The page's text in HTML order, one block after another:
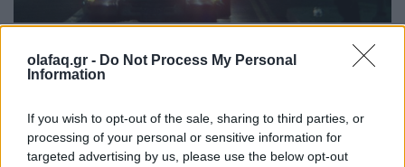
olafaq.gr - Do Not Process My Personal
Information
If you wish to opt-out of the sale, sharing to third parties, or
processing of your personal or sensitive information for
targeted advertising by us, please use the below opt-out
Το “Koyaanisqatsi: Life out of Balance”
παρουσίαση και θα παιχτεί στην ολότητα του στο
Ηρώδειο στις 30 Σεπτεμβρίου.